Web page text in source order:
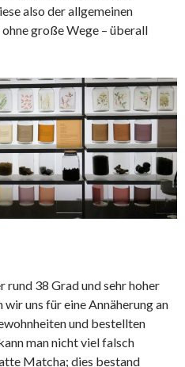
also der allgemeinen
große Wege – überall
rund 38 Grad und sehr hoher
uns für eine Annäherung an
und bestellten
man nicht viel falsch
Matcha; dies bestand